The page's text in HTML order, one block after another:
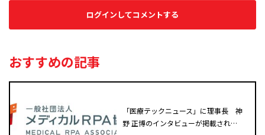
ログインしてコメントする
おすすめの記事
「医療テックニュース」に理事長 神
野 正博のインタビューが掲載され…